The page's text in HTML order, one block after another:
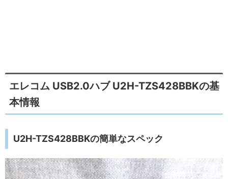
エレコム USB2.0ハブ U2H-TZS428BBKの基
本情報
U2H-TZS428BBKの簡単なスペック